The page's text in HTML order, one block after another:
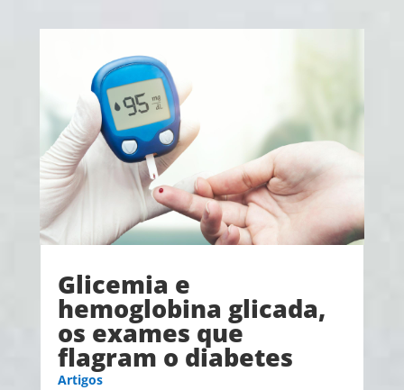
Glicemia e
hemoglobina glicada,
os exames que
flagram o diabetes
Artigos